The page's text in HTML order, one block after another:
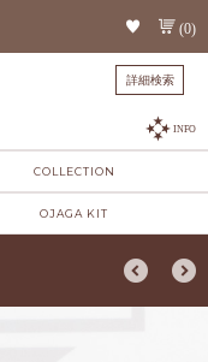
(0)
詳細検索
INFO
COLLECTION
OJAGA KIT